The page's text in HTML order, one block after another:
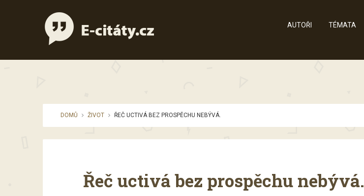
AUTOŘI TÉMATA
DOMŮ ŽIVOT ŘEČ UCTIVÁ BEZ PROSPĚCHU NEBÝVÁ.
Řeč uctivá bez prospěchu nebývá.